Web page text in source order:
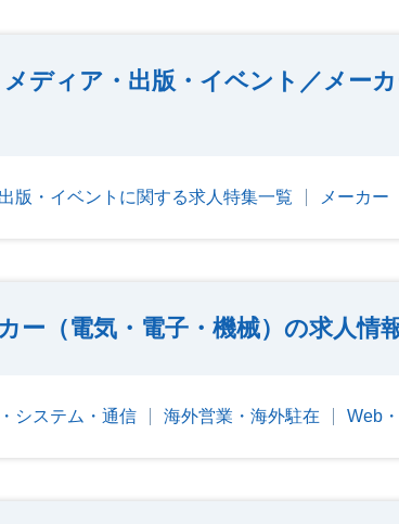
ディア・出版・イベント／メー
版・イベントに関する求人特集一覧 メーカー
ー（電気・電子・機械）の求人情
システム・通信 海外営業・海外駐在 Web